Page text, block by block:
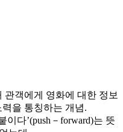
객에게 영화에 대한 정보
을 통칭하는 개념.
이다’(push－forward)는 뜻